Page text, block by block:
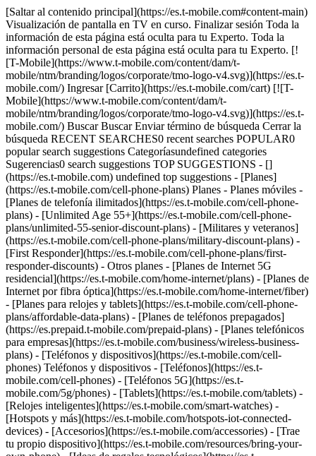
[Saltar al contenido principal](https://es.t-mobile.com#content-main) Visualización de pantalla en TV en curso. Finalizar sesión Toda la información de esta página está oculta para tu Experto. Toda la información personal de esta página está oculta para tu Experto. [![T-Mobile](https://www.t-mobile.com/content/dam/t-mobile/ntm/branding/logos/corporate/tmo-logo-v4.svg)](https://es.t-mobile.com/) Ingresar [Carrito](https://es.t-mobile.com/cart) [![T-Mobile](https://www.t-mobile.com/content/dam/t-mobile/ntm/branding/logos/corporate/tmo-logo-v4.svg)](https://es.t-mobile.com/) Buscar Buscar Enviar término de búsqueda Cerrar la búsqueda RECENT SEARCHES0 recent searches POPULAR0 popular search suggestions Categoríasundefined categories Sugerencias0 search suggestions TOP SUGGESTIONS - [](https://es.t-mobile.com) undefined top suggestions - [Planes](https://es.t-mobile.com/cell-phone-plans) Planes - Planes móviles - [Planes de telefonía ilimitados](https://es.t-mobile.com/cell-phone-plans) - [Unlimited Age 55+](https://es.t-mobile.com/cell-phone-plans/unlimited-55-senior-discount-plans) - [Militares y veteranos](https://es.t-mobile.com/cell-phone-plans/military-discount-plans) - [First Responder](https://es.t-mobile.com/cell-phone-plans/first-responder-discounts) - Otros planes - [Planes de Internet 5G residencial](https://es.t-mobile.com/home-internet/plans) - [Planes de Internet por fibra óptica](https://es.t-mobile.com/home-internet/fiber) - [Planes para relojes y tablets](https://es.t-mobile.com/cell-phone-plans/affordable-data-plans) - [Planes de teléfonos prepagados](https://es.prepaid.t-mobile.com/prepaid-plans) - [Planes telefónicos para empresas](https://es.t-mobile.com/business/wireless-business-plans) - [Teléfonos y dispositivos](https://es.t-mobile.com/cell-phones) Teléfonos y dispositivos - [Teléfonos](https://es.t-mobile.com/cell-phones) - [Teléfonos 5G](https://es.t-mobile.com/5g/phones) - [Tablets](https://es.t-mobile.com/tablets) - [Relojes inteligentes](https://es.t-mobile.com/smart-watches) - [Hotspots y más](https://es.t-mobile.com/hotspots-iot-connected-devices) - [Accesorios](https://es.t-mobile.com/accessories) - [Trae tu propio dispositivo](https://es.t-mobile.com/resources/bring-your-own-phone) - [Ideas de regalos tecnológicos](https://es.t-mobile.com/devices/tech-gifts) - [Ofertas](https://es.t-mobile.com/offers) Ofertas - [Ver ofertas](https://es.t-mobile.com/offers) - [Apple](https://es.t-mobile.com/offers/apple-iphone-deals) - [Samsung](https://es.t-mobile.com/offers/samsung-phone-deals) - [Motorola](https://es.t-mobile.com/offers/motorola-phone-deals) - [Google](https://es.t-mobile.com/offers/google-phone-deals) - [Revvl](https://es.t-mobile.com/offers/t-mobile-revvl-phone-deals) - [Teléfonos gratis y con cero de pago inicial](https://es.t-mobile.com/switch/free-cell-phone-with-plan) - [Cobertura](https://es.t-mobile.com/coverage/network) Cobertura - [Nuestra red](https://es.t-mobile.com/coverage/network) - [Mapa de cobertura 4G y 5G](https://es.t-mobile.com/coverage/coverage-map) - [Qué es 5G](https://es.t-mobile.com/5g) - [Servicio de telefonía por satélite](https://es.t-mobile.com/coverage/satellite-phone-service) - [Zonas rurales y pequeños pueblos](https://es.t-mobile.com/coverage/small-towns-rural-areas) - [Prueba nuestra red](https://es.t-mobile.com/offers/free-trial) - [Noticias sobre 5G](https://es.t-mobile.com/news/category/network) - [Internet residencial](https://es.t-mobile.com/home-internet/eligibility) - [Síguenos](https://es.t-mobile.com/resources/how-to-join-us) Síguenos - Cámbiate a T-Mobile - [Cómo cambiarte](https://es.t-mobile.com/resources/how-to-join-us) - [Trae tu teléfono](https://es.t-mobile.com/resources/bring-your-own-phone) - [Conserva tu número](https://es.t-mobile.com/resources/keep-your-number) - [Cámbiate y quédatelo](https://es.t-mobile.com/switch/keep-phone-switch-from-verizon-or-att) - [Family Freedom](https://es.t-mobile.com/switch/pay-off-carrier-etf-phone-deal) - [Prueba nuestra red](https://es.t-mobile.com/offers/free-trial) - Beneficios para clientes - [Ver todos los beneficios](https://es.t-mobile.com/benefits) - [Encuentra tu razón](https://es.t-mobile.com/membership) - [Televisión y streaming](https://es.t-mobile.com/tv-streaming) - [Beneficios para viajes](https://es.t-mobile.com/benefits/travel) - [Beneficios para conciertos y música](https://es.t-mobile.com/benefits/music-deals) - [Bloquea llamadas fraudulentas](https://es.t-mobile.com/benefits/scam-shield) - [T-Mobile Tuesdays](https://es.t-mobile.com/offers/t-mobile-tuesdays) [Encuentra una tienda](https://es.t-mobile.com/stores/locator?INTNAV=tNav%3AStoreLocator) [Contacto y asistencia](https://es.t-mobile.com/contact-us) Contacto y asistencia - [1-800-T-MOBILE](tel:1-800-866-2453) - [Revisar un pedido](https://es.t-mobile.com/orders/order-status) - [Ayuda y asistencia](https://es.t-mobile.com/support) - Comparte la pantalla con un Experto [Carrito](https://es.t-mobile.com/cart) Buscar Buscar Enviar término de búsqueda Cerrar la búsqueda RECENT SEARCHES0 recent searches POPULAR0 popular search suggestions Categoríasundefined categories Sugerencias0 search suggestions TOP SUGGESTIONS - [](https://es.t-mobile.com) undefined top suggestions Mi cuenta [Ingresar](https://es.t-mobile.com/account/dashboard) [Volver a mi cuenta](https://es.t-mobile.com/account/dashboard) - [Pagar factura](https://es.t-mobile.com/bill/summary) - [Agregar](https://es.t-mobile.com/commerce/device-intent?INTNAV=tNav%3AMyAccount%3AAddALine) - [Actualizar](https://es.t-mobile.com/purchase/shop) - [Revisar un pedido](https://es.t-mobile.com/orders/check-order) - [Pregunta a la comunidad](https://es.t-mobile.com/community/?INTNAV=tNav%3AMyAccount%3ACommunity) más de T-Mobile - [Wireless (Móvil)](https://es.t-mobile.com/) - [Empresas](https://es.t-mobile.com/business) - [Prepagado](https://es.prepaid.t-mobile.com/home) - [Internet](https://es.t-mobile.com/home-internet) Legal - [Aviso de Privacidad](https://es.t-mobile.com/privacy-center/our-practices/privacy-policy) - [No venda, ni comparta mis Datos Personales](https://es.t-mobile.com/dns?Brand=Magenta&Site=Sell_Web&Origin_URL=https%3A%2F%2Fwww.t-mobile.com) - [Centro de Privacidad](https://es.t-mobile.com/privacy-center) [](https://es.t-mobile.com) ## Hay tantas razones para elegir a T-Mobile. [Hay tantas razones para elegir a T-Mobile.](https://es.t-mobile.com) Hay tantas razones para elegir a T-Mobile. Ser miembro de T-Mobile va más allá de tu teléfono. Obtén increíbles beneficios, conectividad a otro nivel y acceso a ventajas y experiencias como miembro que no encontrarás en ningún otro lugar. __Continúa para descubrir las razones para cambiarte hoy.__ [Cámbiate en 15 minutos](https://es.t-mobile.com/switch/get-started) El pago se realiza en 15 minutos por línea. \[Tiempo medio de finalización del proceso mediante la app T-Life; la activación podría tardar más (por ejemplo, en teléfonos bloqueados)]. La activación del dispositivo y la transferencia de datos y números tardarán tiempo adicional. ![Un collage de personas disfrutando de experiencias divertidas con amigos y familiares. Doscientas cincuenta razones para elegir T-Mobile.](https://es.t-mobile.com/sdscene7/is/image/Tmusprod/fg-membership-tile-250-transparent-16x9:4x3?fmt=png-alpha&qlt=85%2C0&resMode=sharp2&op_usm=1.75%2C0.3%2C2%2C0) ## Hay tantas razones para elegir a T-Mobile. ![​​​​​​​Un collage de personas disfrutando de actividades veraniegas. Doscientas cincuenta razones para elegir T-Mobile.](https://es.t-mobile.com/sdscene7/is/image/Tmusprod/250-Grid-BG-Test-1?ts=1784920959317&dpr=off "Fondo de 250 razones para escoger la red de T-Mobile") ACUMULA AHORROS ## Cámbiate y ahorra $750. [Cámbiate y ahorra $750.](https://es.t-mobile.com) Cámbiate y ahorra $750. En el primer año en nuestro plan Experience Beyond, gracias al __reembolso de $100 y a los beneficios incluidos por valor de $650.__ [Elige un plan](https://es.t-mobile.com/cell-phone-plans) Según el valor de los beneficios incluidos en Experience Beyond, como el entretenimiento y un año de AAA Classic y DashPass por cuenta nuestra. Los beneficios pueden requerir activación; ve más detalles en el plan. Obtén $100 vía una tarjeta virtual de prepago Mastercard con una transferencia de número elegible; __no tiene acceso a efectivo y vence en 6 meses__, emitida por Sunrise Banks N.A., miembro de la FDIC. Puede demorar 8 semanas. Ver es.T-Mobile.com. ## Cámbiate y ahorra $750. Y LOS MOTIVOS SON CADA VEZ MEJORES ## Desde la mejor red del país hasta la cobertura satelital en los lugares más remotos, tenemos lo que necesitas. [Desde la mejor red del país hasta la cobertura satelital en los lugares más remotos, tenemos lo que necesitas.](https://es.t-mobile.com) Desde la mejor red del país hasta la cobertura satelital en los lugares más remotos, tenemos lo que necesitas. [Mira nuestra cobertura](https://es.t-mobile.com/coverage/coverage-map) La Mejor Red Móvil de EE. UU. según el análisis de Ookla® de los datos de Speedtest®. Mensajes de texto y ciertas apps para servicio satelital con un dispositivo compatible en la mayoría de las áreas al aire libre de EE. UU. donde se pueda ver el cielo. Es posible que los servicios satelitales, incluidos los textos al 911, puedan demorarse, sean limitados o no estén disponibles. Incluido con Experience Beyond o por $10/mes; se renueva automáticamente de manera mensual. Cancela en cualquier momento en la app T-Life. Ver términos completos ## Desde la mejor red del país hasta la cobertura satelital en los lugares más remotos, tenemos lo que necesitas. __La mejor red:__ según el análisis realizado por Ookla a partir de datos de Speedtest Intelligence® del semestre 1 de 2026. Las marcas comerci